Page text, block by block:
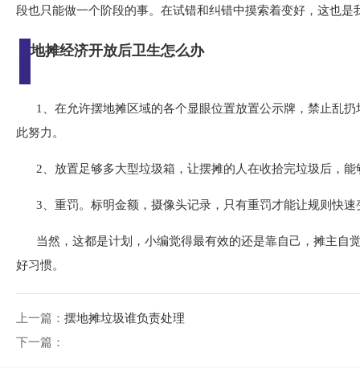
段也只能做一个阶段的事。在试错和纠错中摸索着变好，这也是
地摊经济开放后卫生怎么办
1、在允许摆地摊区域的各个显眼位置放置公示牌，禁止乱
此努力。
2、放置足够多大型垃圾箱，让摆摊的人在收拾完垃圾后，
3、重罚。标明金额，摄像头记录，只有重罚才能让规则快速
当然，这都是计划，小编觉得最有效的还是靠自己，摊主自
好习惯。
上一篇： 摆地摊垃圾谁负责处理
下一篇：